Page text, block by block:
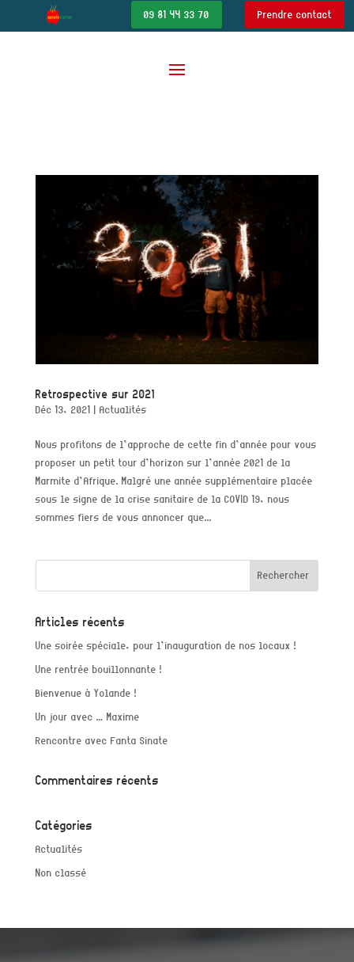
09 81 44 33 70 Prendre contact
Retrospective sur 2021
Déc 13, 2021 | Actualités
Nous profitons de l’approche de cette fin d’année pour vous
proposer un petit tour d’horizon sur l’année 2021 de la
Marmite d’Afrique. Malgré une année supplémentaire placée
sous le signe de la crise sanitaire de la COVID 19, nous
sommes fiers de vous annoncer que...
Articles récents
Une soirée spéciale, pour l’inauguration de nos locaux !
Une rentrée bouillonnante !
Bienvenue à Yolande !
Un jour avec … Maxime
Rencontre avec Fanta Sinate
Commentaires récents
Catégories
Actualités
Non classé